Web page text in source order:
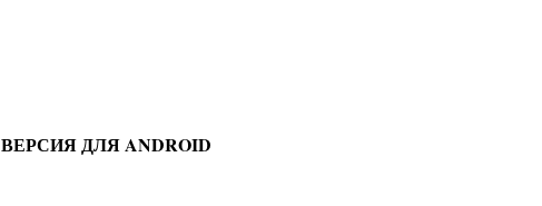
ВЕРСИЯ ДЛЯ ANDROID